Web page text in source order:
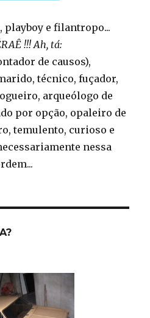
e filantropo...
!!! Ah, tá:
de causos),
técnico, fuçador,
arqueólogo de
por opção, opaleiro de
temulento, curioso e
nessa